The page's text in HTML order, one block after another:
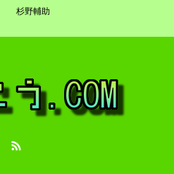
杉野輔助